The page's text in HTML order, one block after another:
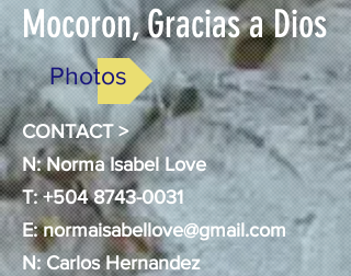
Mocoron, Gracias a Dios
Photos
CONTACT >
N: Norma Isabel Love
T:+504 8743-0031
E:normaisabellove@gmail.com
N: Carlos Hernandez